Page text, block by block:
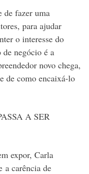
de fazer uma
para ajudar
o interesse do
negócio é a
novo chega,
de como encaixá-lo
A SER
expor, Carla
a carência de